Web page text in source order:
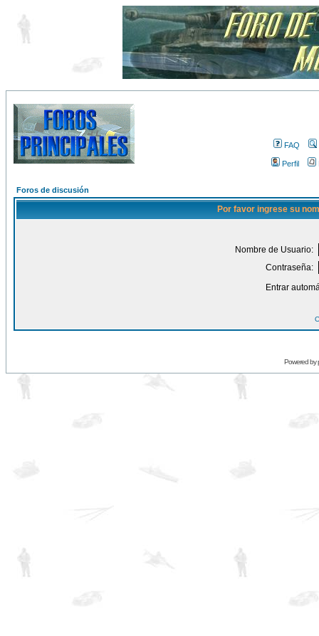
FAQ
Perfil
Foros de discusión
Por favor ingrese su
Nombre de Usuario:
Contraseña:
Entrar
Powered by